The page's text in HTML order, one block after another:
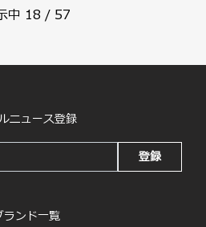
中 18 / 57
ニュース登録
登録
ランド一覧